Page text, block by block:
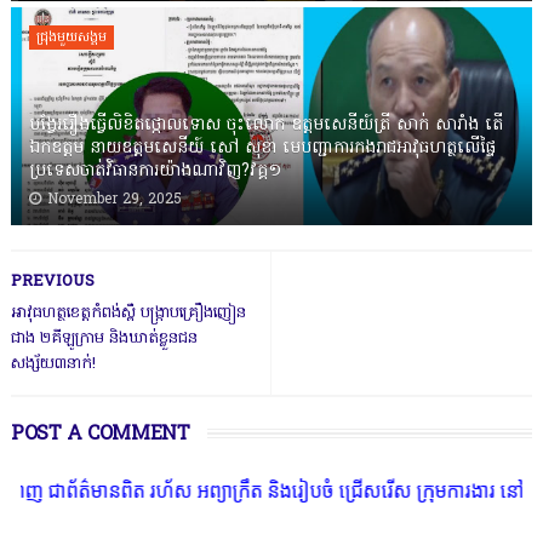
ជ្រុងមួយសង្គម
បង្វែររឿងធ្វើលិខិតថ្កោលទោស ចុះលោក ឧត្តមសេនីយ៍ត្រី សាក់ សារាំង តើ
ឯកឧត្តម នាយឧត្តមសេនីយ៍ សៅ សុខា មេបញ្ជាការកងរាជអាវុធហត្ថលើផ្ទៃ
ប្រទេសចាត់វិធានការយ៉ាងណាវិញ?វគ្គ១
November 29, 2025
PREVIOUS
អាវុធហត្ថខេត្តកំពង់ស្ពឺ បង្ក្រាបគ្រឿងញៀន
ជាង ២គីឡូក្រាម និងឃាត់ខ្លួនជន
សង្ស័យ៣នាក់!
POST A COMMENT
នពិត រហ័ស អព្យាក្រឹត និងរៀបចំ ជ្រើសរើស ក្រុមការងារ នៅតាមបណ្តា